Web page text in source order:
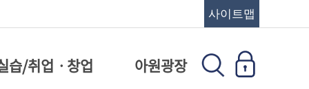
사이트맵
습/취업ㆍ창업 아원광장